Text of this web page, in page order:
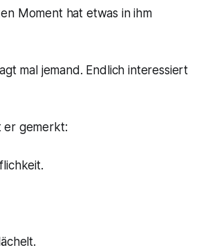
Moment hat etwas in ihm
mal jemand. Endlich interessiert
er gemerkt: